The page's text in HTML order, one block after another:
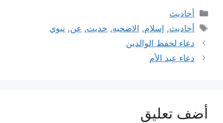
التصنيفات
أحاديث
الوسوم
أحاديث, إسلام, الاضحيه, حديث, عن, نبوي
دعاء لحفظ الوالدين
دعاء عيد الأم
أضف تعليق